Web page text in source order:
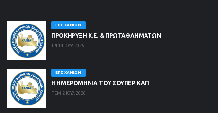
ΕΠΣ ΧΑΝΊΩΝ
ΠΡΟΚΗΡΥΞΗ Κ.Ε. & ΠΡΩΤΑΘΛΗΜΑΤΩΝ
ΤΡΙ 14 ΙΟΥΛ 2026
ΕΠΣ ΧΑΝΊΩΝ
Η ΗΜΕΡΟΜΗΝΙΑ ΤΟΥ ΣΟΥΠΕΡ ΚΑΠ
ΠΕΜ 2 ΙΟΥΛ 2026